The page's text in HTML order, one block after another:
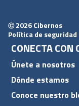
Ⓒ 2026 Cibernos
Política de seguridad
CONECTA CON
Únete a nosotros
Dónde estamos
Conoce nuestro